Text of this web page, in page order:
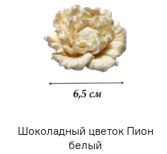
Шоколадный цветок Пион
белый